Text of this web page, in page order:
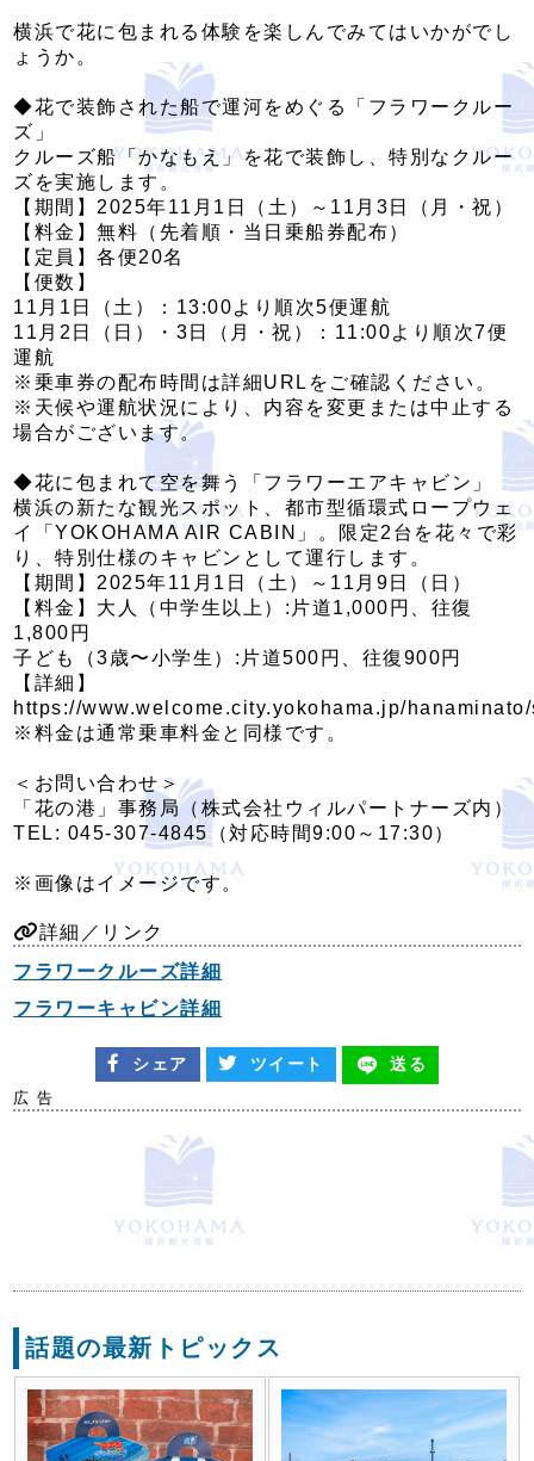
横浜で花に包まれる体験を楽しんでみてはいかがでし
ょうか。
◆花で装飾された船で運河をめぐる「フラワークルー
ズ」
クルーズ船「かなもえ」を花で装飾し、特別なクルー
ズを実施します。
【期間】2025年11月1日（土）～11月3日（月・祝）
【料金】無料（先着順・当日乗船券配布）
【定員】各便20名
【便数】
11月1日（土）：13:00より順次5便運航
11月2日（日）・3日（月・祝）：11:00より順次7便
運航
※乗車券の配布時間は詳細URLをご確認ください。
※天候や運航状況により、内容を変更または中止する
場合がございます。
◆花に包まれて空を舞う「フラワーエアキャビン」
横浜の新たな観光スポット、都市型循環式ロープウェ
イ「YOKOHAMA AIR CABIN」。限定2台を花々で彩
り、特別仕様のキャビンとして運行します。
【期間】2025年11月1日（土）～11月9日（日）
【料金】大人（中学生以上）:片道1,000円、往復
1,800円
子ども（3歳〜小学生）:片道500円、往復900円
【詳細】
https://www.welcome.city.yokohama.jp/
※料金は通常乗車料金と同様です。
＜お問い合わせ＞
「花の港」事務局（株式会社ウィルパートナーズ内）
TEL: 045-307-4845（対応時間9:00～17:30）
※画像はイメージです。
詳細／リンク
フラワークルーズ詳細
フラワーキャビン詳細
シェア ツイート 送る
広 告
話題の最新トピックス